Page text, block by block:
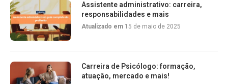
Assistente administrativo: carreira,
responsabilidades e mais
Atualizado em 15 de maio de 2025
Carreira de Psicólogo: formação,
atuação, mercado e mais!